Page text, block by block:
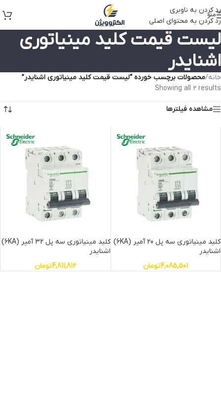
رد کردن به ناوبری
رد کردن به محتوای اصلی
منو
لیست قیمت کلید مینیاتوری
اشنایدر
خانه/محصولات برچسب خورده “لیست قیمت کلید مینیاتوری اشنایدر”
Showing all 2 results
مشاهده فیلترها
کلید مینیاتوری سه پل 20 آمپر (6KA)
اشنایدر
4,085,501تومان
کلید مینیاتوری سه پل 32 آمپر (6KA)
اشنایدر
4,811,812تومان